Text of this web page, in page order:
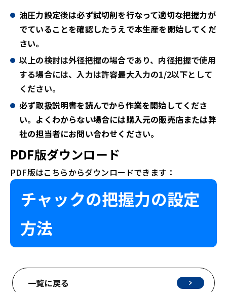
油圧力設定後は必ず試切削を行なって適切な把握力が
でていることを確認したうえで本生産を開始してくだ
さい。
以上の検討は外径把握の場合であり、内径把握で使用
する場合には、入力は許容最大入力の1/2以下として
ください。
必ず取扱説明書を読んでから作業を開始してくださ
い。よくわからない場合には購入元の販売店または弊
社の担当者にお問い合わせください。
PDF版ダウンロード
PDF版はこちらからダウンロードできます：
チャックの把握力の設定
方法
一覧に戻る